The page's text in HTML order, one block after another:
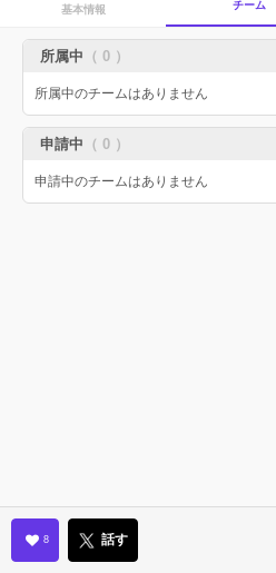
基本情報 チーム
所属中 （ 0 ）
所属中のチームはありません
申請中 （ 0 ）
申請中のチームはありません
8 話す